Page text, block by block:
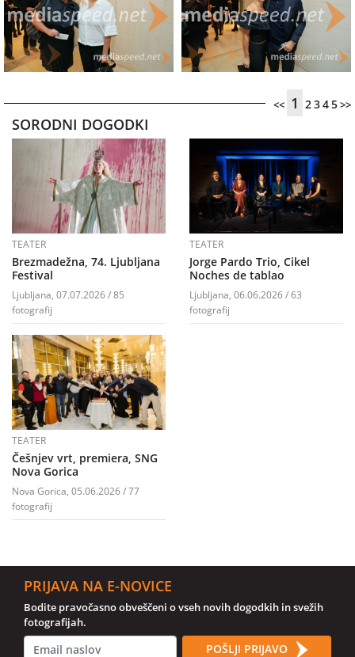
<< 1 2345>>
SORODNI DOGODKI
TEATER
Brezmadežna, 74. Ljubljana
Festival
Ljubljana, 07.07.2026 / 85
fotografij
TEATER
Jorge Pardo Trio, Cikel
Noches de tablao
Ljubljana, 06.06.2026 / 63
fotografij
TEATER
Češnjev vrt, premiera, SNG
Nova Gorica
Nova Gorica, 05.06.2026 / 77
fotografij
PRIJAVA NA E-NOVICE
Bodite pravočasno obveščeni o vseh novih dogodkih in svežih
fotografijah.
POŠLJI PRIJAVO